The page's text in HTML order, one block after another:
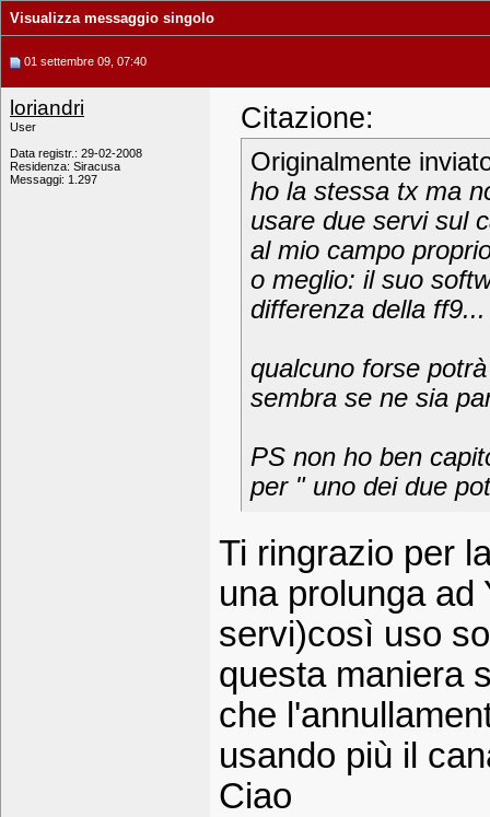
Visualizza messaggio singolo
01 settembre 09, 07:40
loriandri
User
Data registr.: 29-02-2008
Residenza: Siracusa
Messaggi: 1.297
Citazione:
Originalmente
ho la stessa tx ma
usare due servi sul
al mio campo
o meglio: il suo
differenza della ff9...
qualcuno forse
sembra se ne sia
PS non ho ben
per " uno dei due
Ti ringrazio per
una prolunga ad
servi)così uso
questa maniera
che
usando più il
Ciao